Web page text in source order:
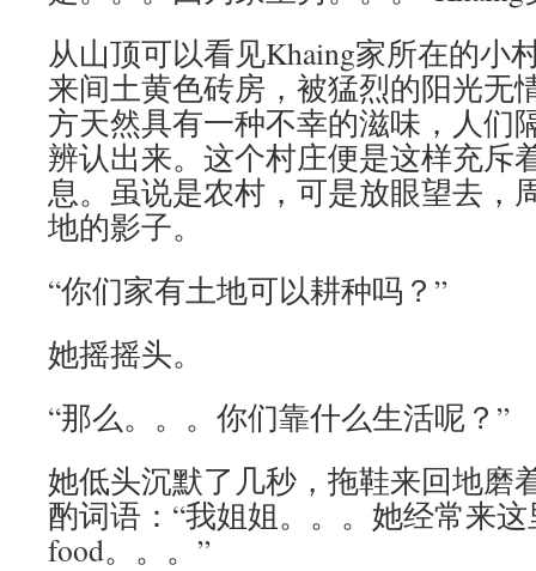
从山顶可以看见Khaing家所在的小
来间土黄色砖房，被猛烈的阳光无
方天然具有一种不幸的滋味，人们
辨认出来。这个村庄便是这样充斥
息。虽说是农村，可是放眼望去，
地的影子。
“你们家有土地可以耕种吗？”
她摇摇头。
“那么。。。你们靠什么生活呢？”
她低头沉默了几秒，拖鞋来回地磨
酌词语：“我姐姐。。。她经常来这
food。。。”